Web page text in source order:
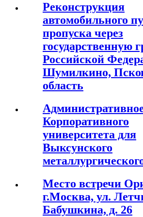
Реконструкция
автомобильного
пропуска через
государственную
Российской
Шумилкино,
область
Корпоративного
университета для
Выксунского
Место встречи
г.Москва, ул.
Бабушкина, д. 26